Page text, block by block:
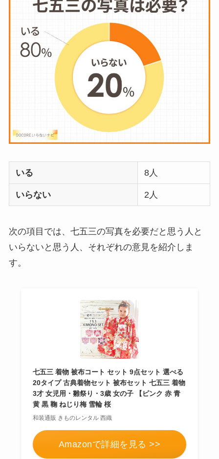
ウォーターテーブル
し手作り
ってよかった？
オイルポットはいる
いらない？やめた人
は？代用品
めを使用者に聞いて
みた
敷きパッドシーツは
いらないしダサい？
敷きパッドだけで寝
るのはどう？代わり
おむつ用ゴミ箱はい
いる 8人
いらない 2人
次の項目では、七五三の写真を必要だと思う人と
いらないと思う人、それぞれの意見を紹介しま
す。
七五三 着物 被布コート セット 9点セット 選べる
20タイプ 古典着物セット 被布セット 七五三 着物
3才 女児用・雛祭り・3歳 女の子 【ピンク 赤 青
黄 黒 鞠 ねじり梅 雪輪 桜
和装通販 きものレンタル 西織
Amazonで詳細を見る >>